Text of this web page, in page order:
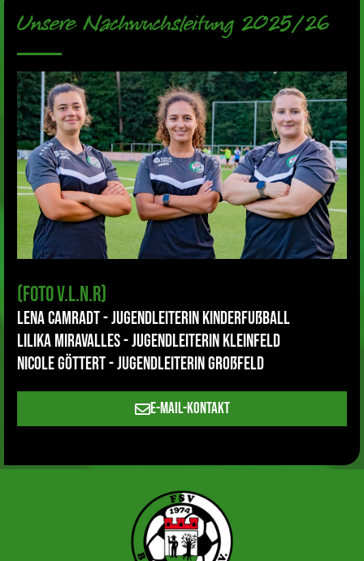
Unsere Nachwuchsleitung 2025/26
(Foto v.l.n.r)
Lena Camradt - Jugendleiterin Kinderfußball
Lilika Miravalles - Jugendleiterin Kleinfeld
Nicole Göttert - Jugendleiterin Großfeld
E-Mail-Kontakt